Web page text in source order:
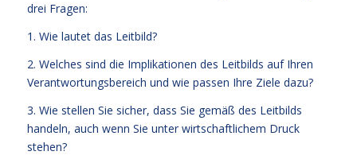
drei Fragen:
1. Wie lautet das Leitbild?
2. Welches sind die Implikationen des Leitbilds auf Ihren
Verantwortungsbereich und wie passen Ihre Ziele dazu?
3. Wie stellen Sie sicher, dass Sie gemäß des Leitbilds
handeln, auch wenn Sie unter wirtschaftlichem Druck
stehen?